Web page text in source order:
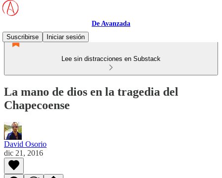
De Avanzada
Suscribirse
Iniciar sesión
Lee sin distracciones en Substack
La mano de dios en la tragedia del
Chapecoense
David Osorio
dic 21, 2016